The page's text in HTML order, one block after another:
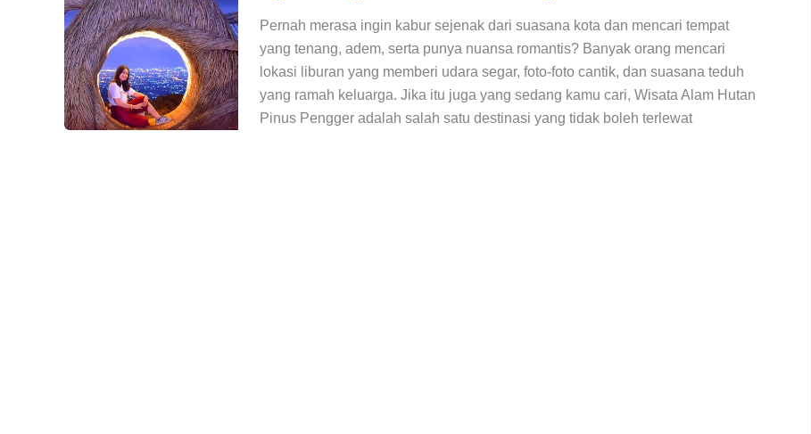
Pernah merasa ingin kabur sejenak dari suasana kota dan mencari tempat
yang tenang, adem, serta punya nuansa romantis? Banyak orang mencari
lokasi liburan yang memberi udara segar, foto-foto cantik, dan suasana teduh
yang ramah keluarga. Jika itu juga yang sedang kamu cari, Wisata Alam Hutan
Pinus Pengger adalah salah satu destinasi yang tidak boleh terlewat